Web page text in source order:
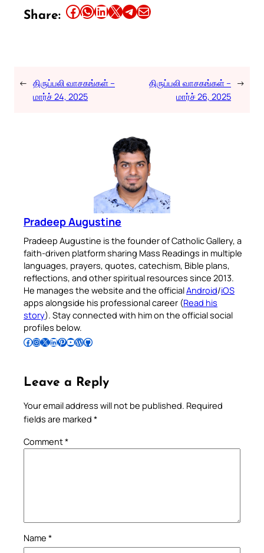
Share: Share this article on Facebook Share this article on WhatsApp Share this article on LinkedIn Share this article on X Share this article on TelegramEmail this Article
← திருப்பலி வாசகங்கள் –
மார்ச் 24, 2025
திருப்பலி வாசகங்கள் –
மார்ச் 26, 2025
→
Pradeep Augustine
Pradeep Augustine is the founder of Catholic Gallery, a
faith-driven platform sharing Mass Readings in multiple
languages, prayers, quotes, catechism, Bible plans,
reflections, and other spiritual resources since 2013.
He manages the website and the officialAndroid/iOS
apps alongside his professional career (Read his
story). Stay connected with him on the official social
profiles below.
Follow Pradeep on Facebook Follow Pradeep on InstagramFollow Pradeep on X Follow Pradeep on LinkedIn Follow Pradeep on Pinterest Subscribe to Pradeep’s Youtube Channel Follow Pradeep on WordPress Follow Pradeep on GitHub
Leave a Reply
Your email address will not be published. Required
fields are marked *
Comment*
Name *